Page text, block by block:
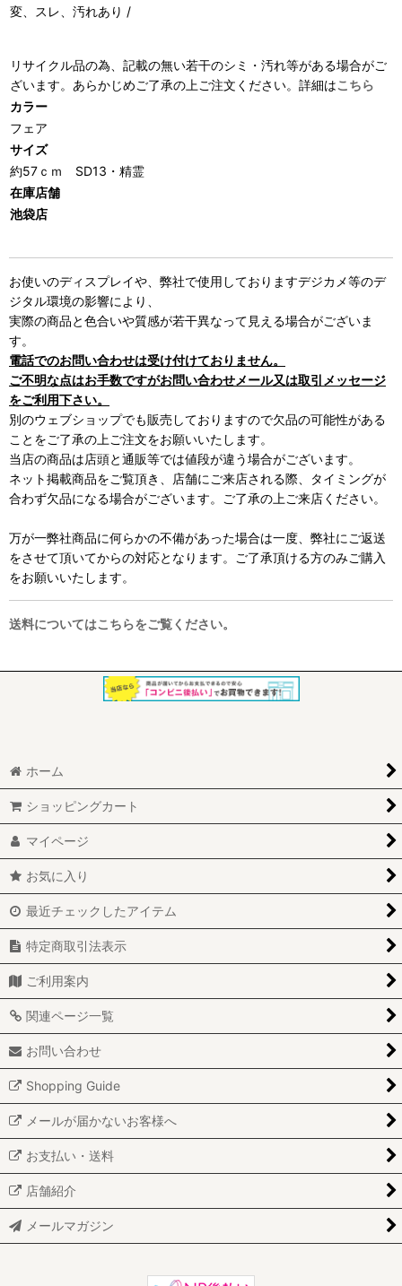
変、スレ、汚れあり /
リサイクル品の為、記載の無い若干のシミ・汚れ等がある場合がご
ざいます。あらかじめご了承の上ご注文ください。詳細はこちら
カラー
フェア
サイズ
約57ｃｍ SD13・精霊
在庫店舗
池袋店
お使いのディスプレイや、弊社で使用しておりますデジカメ等のデ
ジタル環境の影響により、
実際の商品と色合いや質感が若干異なって見える場合がございま
す。
電話でのお問い合わせは受け付けておりません。
ご不明な点はお手数ですがお問い合わせメール又は取引メッセージ
をご利用下さい。
別のウェブショップでも販売しておりますので欠品の可能性がある
ことをご了承の上ご注文をお願いいたします。
当店の商品は店頭と通販等では値段が違う場合がございます。
ネット掲載商品をご覧頂き、店舗にご来店される際、タイミングが
合わず欠品になる場合がございます。ご了承の上ご来店ください。
万が一弊社商品に何らかの不備があった場合は一度、弊社にご返送
をさせて頂いてからの対応となります。ご了承頂ける方のみご購入
をお願いいたします。
送料についてはこちらをご覧ください。
ホーム
ショッピングカート
マイページ
お気に入り
最近チェックしたアイテム
特定商取引法表示
ご利用案内
関連ページ一覧
お問い合わせ
Shopping Guide
メールが届かないお客様へ
お支払い・送料
店舗紹介
メールマガジン